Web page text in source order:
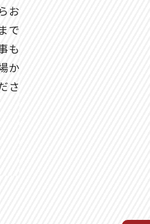
お
で
も
か
さ